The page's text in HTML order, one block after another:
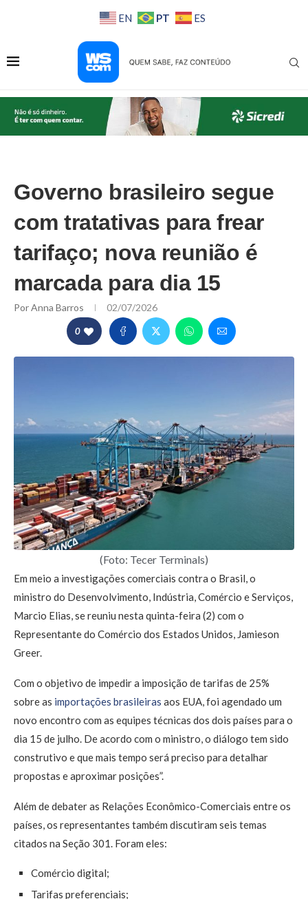
EN PT ES
Governo brasileiro segue
com tratativas para frear
tarifaço; nova reunião é
marcada para dia 15
PorAnna Barros 02/07/2026
0
(Foto: Tecer Terminals)
Em meio a investigações comerciais contra o Brasil, o
ministro do Desenvolvimento, Indústria, Comércio e Serviços,
Marcio Elias, se reuniu nesta quinta-feira (2) com o
Representante do Comércio dos Estados Unidos, Jamieson
Greer.
Com o objetivo de impedir a imposição de tarifas de 25%
sobre as importações brasileiras aos EUA, foi agendado um
novo encontro com as equipes técnicas dos dois países para o
dia 15 de julho. De acordo com o ministro, o diálogo tem sido
construtivo e que mais tempo será preciso para detalhar
propostas e aproximar posições”.
Além de debater as Relações Econômico-Comerciais entre os
países, os representantes também discutiram seis temas
citados na Seção 301. Foram eles:
Comércio digital;
Tarifas preferenciais;